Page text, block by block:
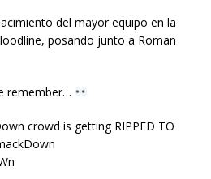
del mayor equipo en la
posando junto a Roman
remember…
crowd is getting RIPPED TO